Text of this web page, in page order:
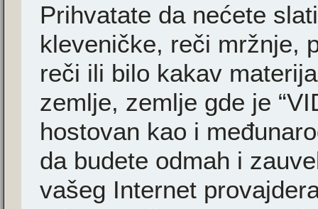
Prihvatate da nećete
kleveničke, reči mržnje,
reči ili bilo kakav
zemlje, zemlje gde je
hostovan kao i
da budete odmah i
vašeg Internet